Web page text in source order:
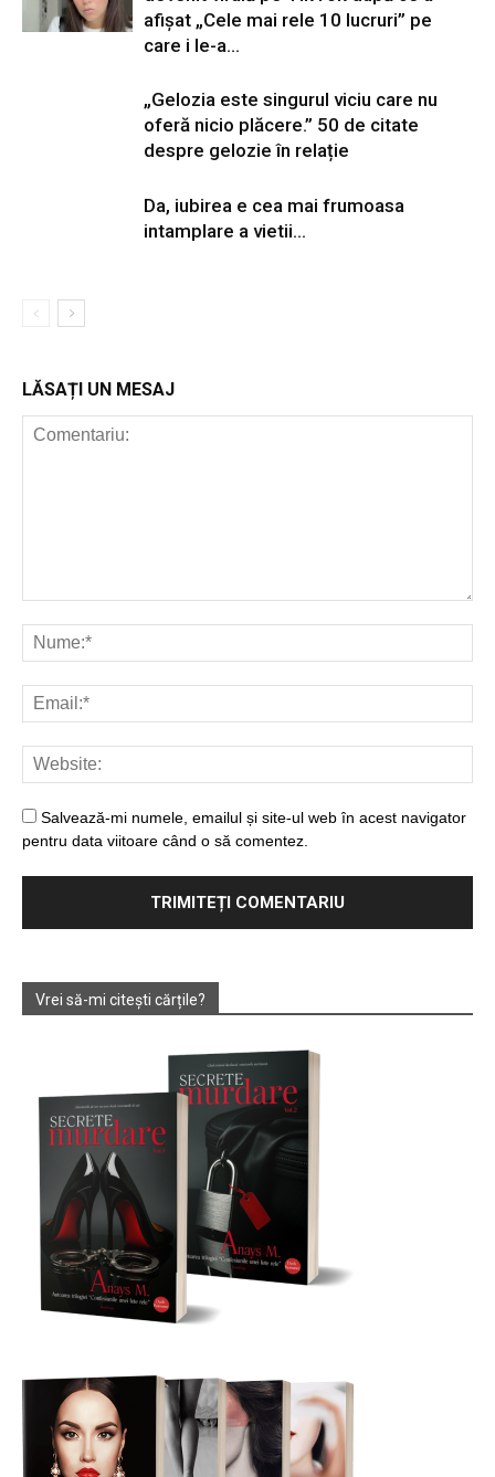
afișat „Cele mai rele 10 lucruri” pe
care i le-a...
„Gelozia este singurul viciu care nu
oferă nicio plăcere.” 50 de citate
despre gelozie în relație
Da, iubirea e cea mai frumoasa
intamplare a vietii…
LĂSAȚI UN MESAJ
Salvează-mi numele, emailul și site-ul web în acest navigator
pentru data viitoare când o să comentez.
Vrei să-mi citești cărțile?